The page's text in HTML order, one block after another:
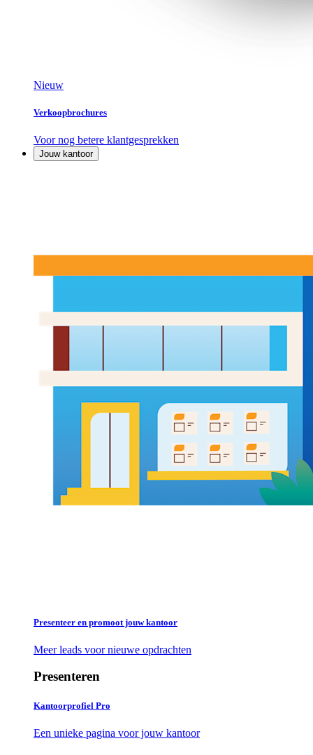
Nieuw
Verkoopbrochures
Voor nog betere klantgesprekken
Jouw kantoor
Presenteer en promoot jouw kantoor
Meer leads voor nieuwe opdrachten
Presenteren
Kantoorprofiel Pro
Een unieke pagina voor jouw kantoor